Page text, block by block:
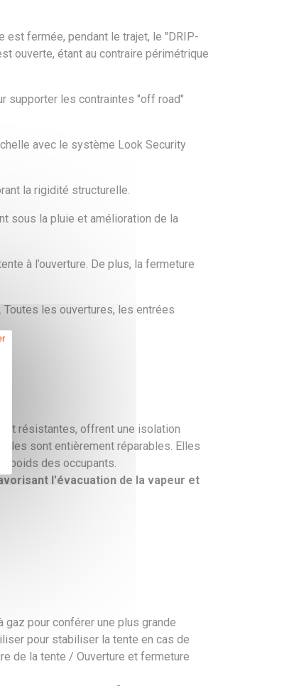
est fermée, pendant le trajet, le "DRIP-
ouverte, étant au contraire périmétrique
supporter les contraintes "off road"
avec le système Look Security
la rigidité structurelle.
sous la pluie et amélioration de la
à l’ouverture. De plus, la fermeture
les ouvertures, les entrées
résistantes, offrent une isolation
sont entièrement réparables. Elles
poids des occupants.
l'évacuation de la vapeur et
pour conférer une plus grande
pour stabiliser la tente en cas de
de la tente / Ouverture et fermeture